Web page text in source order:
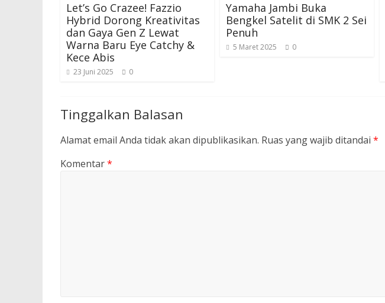
Let’s Go Crazee! Fazzio
Hybrid Dorong Kreativitas
dan Gaya Gen Z Lewat
Warna Baru Eye Catchy &
Kece Abis
23 Juni 2025 0
Yamaha Jambi Buka
Bengkel Satelit di SMK 2 Sei
Penuh
5 Maret 2025 0
Tinggalkan Balasan
Alamat email Anda tidak akan dipublikasikan. Ruas yang wajib ditandai *
Komentar*